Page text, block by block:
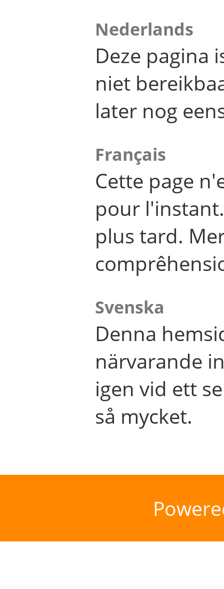
Nederlands
Deze pagina
niet
later nog
Français
Cette page
pour
plus tard.
Svenska
Denna
närvarande
igen vid ett
så mycket.